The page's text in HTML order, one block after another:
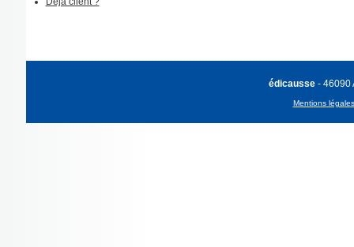
édicausse - 46090
Mentions légales